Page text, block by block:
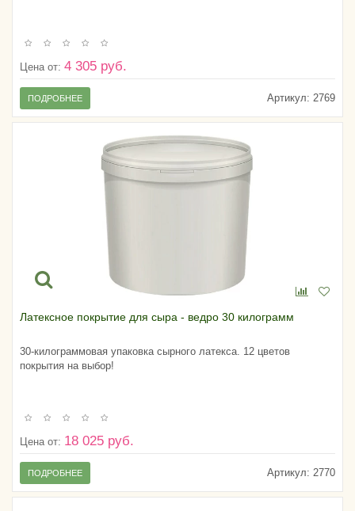
Цена от: 4 305 руб.
Артикул: 2769
ПОДРОБНЕЕ
Латексное покрытие для сыра - ведро 30 килограмм
30-килограммовая упаковка сырного латекса. 12 цветов
покрытия на выбор!
Цена от: 18 025 руб.
Артикул: 2770
ПОДРОБНЕЕ